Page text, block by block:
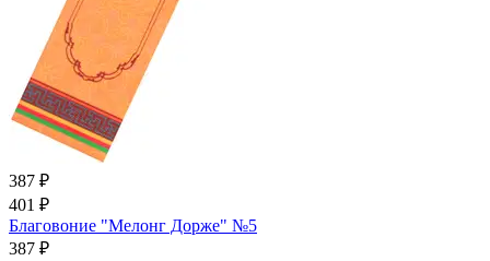
387 ₽
401 ₽
Благовоние "Мелонг Дорже" №5
387 ₽